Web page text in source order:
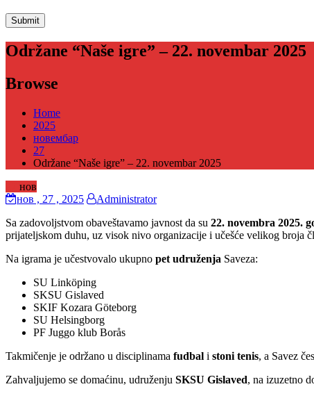
Održane “Naše igre” – 22. novembar 2025
Browse
Home
2025
новембар
27
Održane “Naše igre” – 22. novembar 2025
нов
нов , 27 , 2025
Administrator
Sa zadovoljstvom obaveštavamo javnost da su 22. novembra 2025.
prijateljskom duhu, uz visok nivo organizacije i učešće velikog broja
Na igrama je učestvovalo ukupno pet udruženja Saveza:
SU Linköping
SKSU Gislaved
SKIF Kozara Göteborg
SU Helsingborg
PF Juggo klub Borås
Takmičenje je održano u disciplinama fudbal i stoni tenis, a Savez
Zahvaljujemo se domaćinu, udruženju SKSU Gislaved, na izuzetno